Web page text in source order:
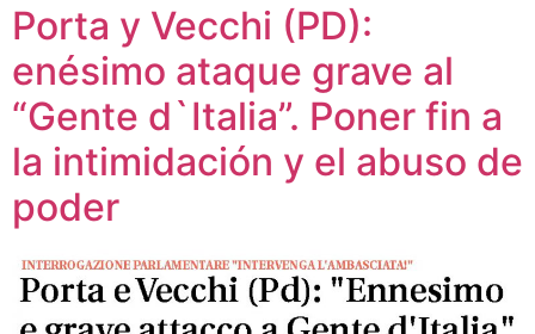
Porta y Vecchi (PD):
enésimo ataque grave al
“Gente d`Italia”. Poner fin a
la intimidación y el abuso de
poder